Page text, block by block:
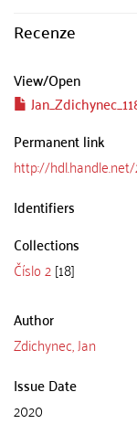
Recenze
View/Open
Permanent link
http://
Identifiers
Collections
Číslo 2[18]
Author
Zdichynec, Jan
Issue Date
2020